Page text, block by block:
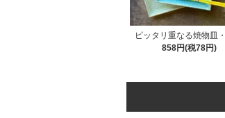
ピッタリ重なる焼物皿
858円(税78円)